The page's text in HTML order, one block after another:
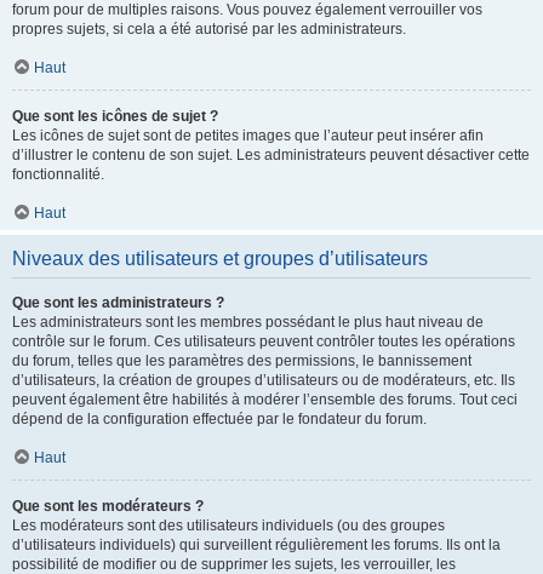
forum pour de multiples raisons. Vous pouvez également verrouiller vos
propres sujets, si cela a été autorisé par les administrateurs.
Haut
Que sont les icônes de sujet ?
Les icônes de sujet sont de petites images que l’auteur peut insérer afin
d’illustrer le contenu de son sujet. Les administrateurs peuvent désactiver cette
fonctionnalité.
Haut
Niveaux des utilisateurs et groupes d’utilisateurs
Que sont les administrateurs ?
Les administrateurs sont les membres possédant le plus haut niveau de
contrôle sur le forum. Ces utilisateurs peuvent contrôler toutes les opérations
du forum, telles que les paramètres des permissions, le bannissement
d’utilisateurs, la création de groupes d’utilisateurs ou de modérateurs, etc. Ils
peuvent également être habilités à modérer l’ensemble des forums. Tout ceci
dépend de la configuration effectuée par le fondateur du forum.
Haut
Que sont les modérateurs ?
Les modérateurs sont des utilisateurs individuels (ou des groupes
d’utilisateurs individuels) qui surveillent régulièrement les forums. Ils ont la
possibilité de modifier ou de supprimer les sujets, les verrouiller, les